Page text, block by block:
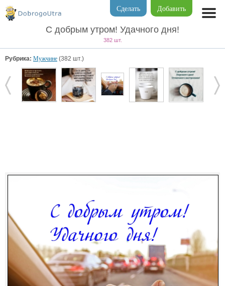
Добавить
Сделать
С добрым утром! Удачного дня!
382 шт.
Рубрика: Мужчине (382 шт.)